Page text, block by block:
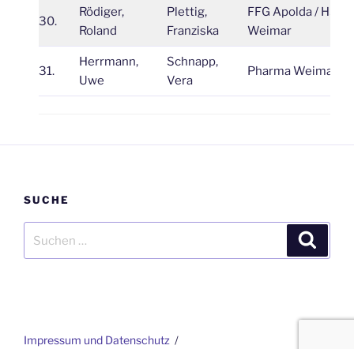
30.
Rödiger,
Roland
Plettig,
Franziska
FFG Apolda / HSV
Weimar
31.
Herrmann,
Uwe
Schnapp,
Vera
Pharma Weimar
SUCHE
nach:
Impressum und Datenschutz